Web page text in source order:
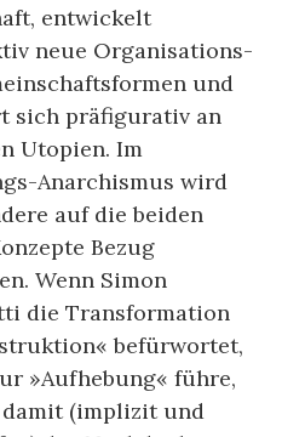
entwickelt
neue Organisations-
und
sich präfigurativ an
Utopien. Im
Anarchismus wird
auf die beiden
Bezug
Wenn Simon
die Transformation
befürwortet,
»Aufhebung« führe,
(implizit und